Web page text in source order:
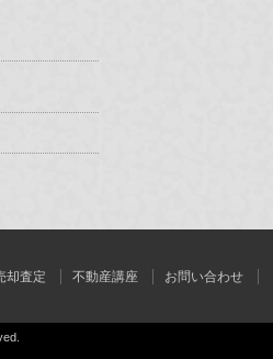
却査定 不動産講座 お問い合わせ